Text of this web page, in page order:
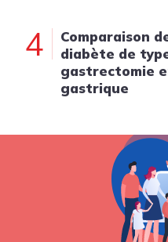
4
Comparaison
diabète de
gastrectomie
gastrique